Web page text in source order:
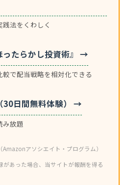
法をくわしく
ったらかし投資術』 →
で配当戦略を相対化できる
日間無料体験） →
み放題
アソシエイト・プログラム）
があった場合、当サイトが報酬を得る